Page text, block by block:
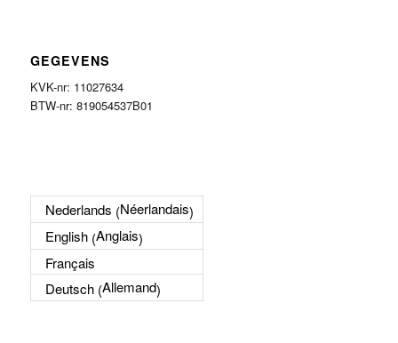
GEGEVENS
KVK-nr: 11027634
BTW-nr: 819054537B01
Nederlands (Néerlandais)
English(Anglais)
Français
Deutsch(Allemand)